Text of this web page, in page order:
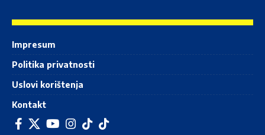
Impresum
Politika privatnosti
Uslovi korištenja
Kontakt